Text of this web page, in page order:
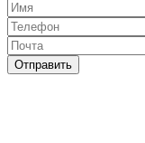
Отправить